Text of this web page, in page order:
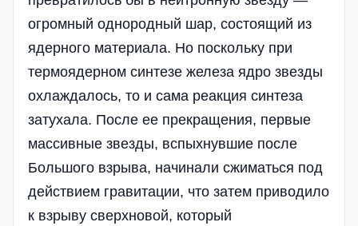
огромный однородный шар, состоящий из
ядерного материала. Но поскольку при
термоядерном синтезе железа ядро звезды
охлаждалось, то и сама реакция синтеза
затухала. После ее прекращения, первые
массивные звезды, вспыхнувшие после
Большого взрыва, начинали сжиматься под
действием гравитации, что затем приводило
к взрыву сверхновой, который